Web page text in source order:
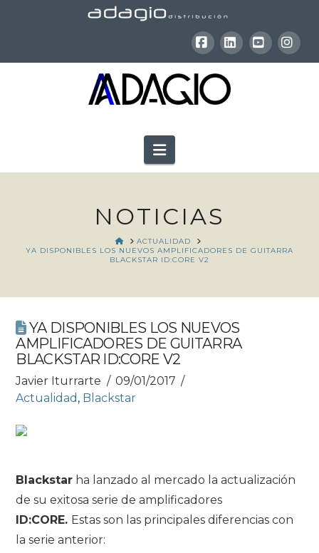
Facebook
LinkedInYouTube
Navigation
NOTICIAS
HOMEACTUALIDAD
YA DISPONIBLES LOS NUEVOS AMPLIFICADORES DE GUITARRA
BLACKSTAR ID:CORE V2
YA DISPONIBLES LOS NUEVOS
AMPLIFICADORES DE GUITARRA
BLACKSTAR ID:CORE V2
Javier Iturrarte
09/01/2017
Actualidad , Blackstar
Blackstar ha lanzado al mercado la actualización
de su exitosa serie de amplificadores
ID:CORE. Estas son las principales diferencias con
la serie anterior: